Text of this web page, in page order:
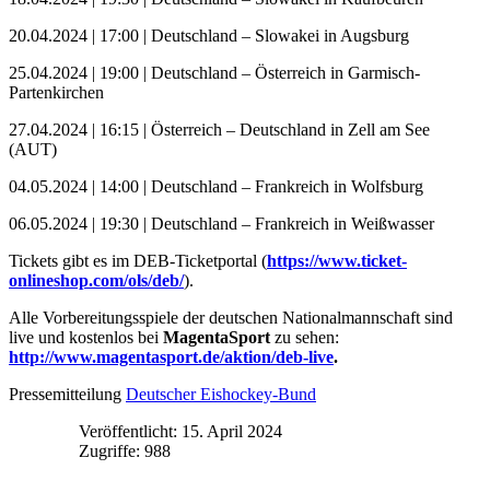
20.04.2024 | 17:00 | Deutschland – Slowakei in Augsburg
25.04.2024 | 19:00 | Deutschland – Österreich in Garmisch-
Partenkirchen
27.04.2024 | 16:15 | Österreich – Deutschland in Zell am See
(AUT)
04.05.2024 | 14:00 | Deutschland – Frankreich in Wolfsburg
06.05.2024 | 19:30 | Deutschland – Frankreich in Weißwasser
Tickets gibt es im DEB-Ticketportal (https://www.ticket-
onlineshop.com/ols/deb/).
Alle Vorbereitungsspiele der deutschen Nationalmannschaft sind
live und kostenlos bei MagentaSport zu sehen:
http://www.magentasport.de/aktion/deb-live.
Pressemitteilung Deutscher Eishockey-Bund
Veröffentlicht: 15. April 2024
Zugriffe: 988